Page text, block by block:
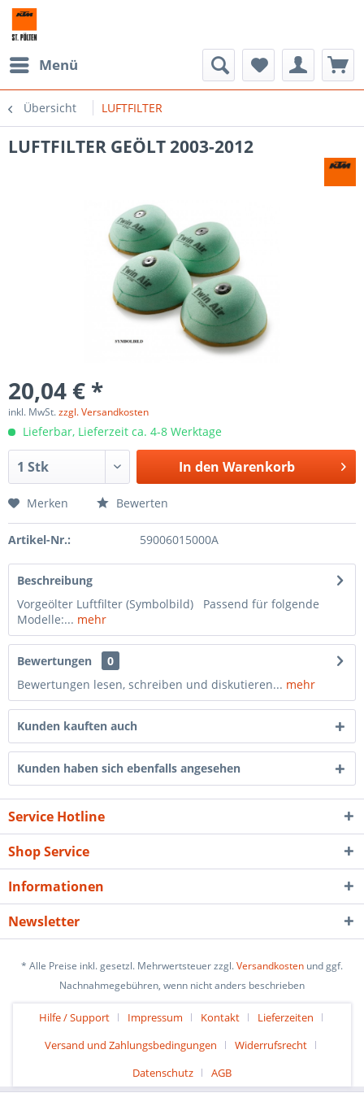
Menü
Übersicht LUFTFILTER
LUFTFILTER GEÖLT 2003-2012
20,04 € *
inkl. MwSt.zzgl. Versandkosten
Lieferbar, Lieferzeit ca. 4-8 Werktage
In den Warenkorb
Merken Bewerten
Artikel-Nr.: 59006015000A
Beschreibung
Vorgeölter Luftfilter (Symbolbild) Passend für folgende
Modelle:... mehr
Bewertungen
0
Bewertungen lesen, schreiben und diskutieren... mehr
Kunden kauften auch
Kunden haben sich ebenfalls angesehen
Service Hotline
Shop Service
Informationen
Newsletter
* Alle Preise inkl. gesetzl. Mehrwertsteuer zzgl.Versandkosten und ggf.
Nachnahmegebühren, wenn nicht anders beschrieben
Hilfe / Support Impressum Kontakt
Lieferzeiten
Versand und Zahlungsbedingungen
Widerrufsrecht
Datenschutz
AGB